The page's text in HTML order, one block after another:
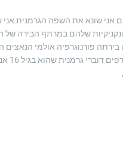
אני שונא את השפה הגרמנית
שלהם במרתף הבירה
פורנוגרפיה אולמי
באמת